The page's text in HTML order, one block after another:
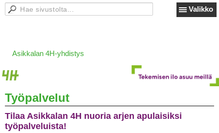
Valikko
Asikkalan 4H-yhdistys
Työpalvelut
Tilaa Asikkalan 4H nuoria arjen apulaisiksi
työpalveluista!